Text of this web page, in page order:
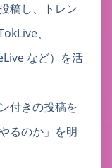
稿し、トレン
、
など）を活
付きの投稿を
るのか」を明